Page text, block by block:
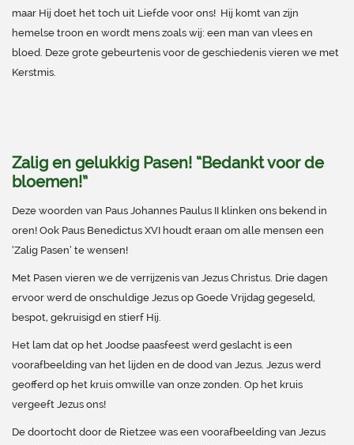
maar Hij doet het toch uit Liefde voor ons! Hij komt van zijn
hemelse troon en wordt mens zoals wij: een man van vlees en
bloed. Deze grote gebeurtenis voor de geschiedenis vieren we met
Kerstmis.
Zalig en gelukkig Pasen! “Bedankt voor de
bloemen!”
Deze woorden van Paus Johannes Paulus II klinken ons bekend in
oren! Ook Paus Benedictus XVI houdt eraan om alle mensen een
‘Zalig Pasen’ te wensen!
Met Pasen vieren we de verrijzenis van Jezus Christus. Drie dagen
ervoor werd de onschuldige Jezus op Goede Vrijdag gegeseld,
bespot, gekruisigd en stierf Hij.
Het lam dat op het Joodse paasfeest werd geslacht is een
voorafbeelding van het lijden en de dood van Jezus. Jezus werd
geofferd op het kruis omwille van onze zonden. Op het kruis
vergeeft Jezus ons!
De doortocht door de Rietzee was een voorafbeelding van Jezus